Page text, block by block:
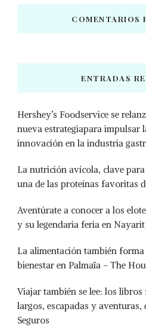
COMENTARIOS
ENTRADAS
Hershey’s Foodservice se
nueva estrategiapara impulsar
innovación en la industria
La nutrición avícola, clave
una de las proteínas favoritas
Aventúrate a conocer a los
y su legendaria feria en Nayarit
La alimentación también
bienestar en Palmaïa – The
Viajar también se lee: los
largos, escapadas y aventuras,
Seguros